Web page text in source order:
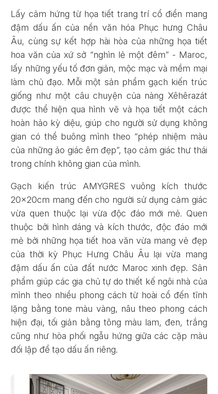
Lấy cảm hứng từ họa tiết trang trí cổ điển mang
đậm dấu ấn của nền văn hóa Phục hưng Châu
Âu, cùng sự kết hợp hài hòa của những họa tiết
hoa văn của xứ sở “nghìn lẻ một đêm” - Maroc,
lấy những yếu tố đơn giản, mộc mạc và mềm mại
làm chủ đạo. Mỗi một sản phẩm gạch kiến trúc
giống như một câu chuyện của nàng Xêhêrazát
được thể hiện qua hình vẽ và họa tiết một cách
hoàn hảo kỳ diệu, giúp cho người sử dụng không
gian có thể buông mình theo “phép nhiệm màu
của những ảo giác êm đẹp”, tạo cảm giác thư thái
trong chính không gian của mình.
Gạch kiến trúc AMYGRES vuông kích thước
20x20cm mang đến cho người sử dụng cảm giác
vừa quen thuộc lại vừa độc đáo mới mẻ. Quen
thuộc bởi hình dáng và kích thước, độc đáo mới
mẻ bởi những họa tiết hoa văn vừa mang vẻ đẹp
của thời kỳ Phục Hưng Châu Âu lại vừa mang
đậm dấu ấn của đất nước Maroc xinh đẹp. Sản
phẩm giúp các gia chủ tự do thiết kế ngôi nhà của
mình theo nhiều phong cách từ hoài cổ đến tĩnh
lặng bằng tone màu vàng, nâu theo phong cách
hiện đại, tối giản bằng tông màu lam, đen, trắng
cũng như hòa phối ngẫu hứng giữa các cặp màu
đối lập để tạo dấu ấn riêng.
Quên mật khẩu?